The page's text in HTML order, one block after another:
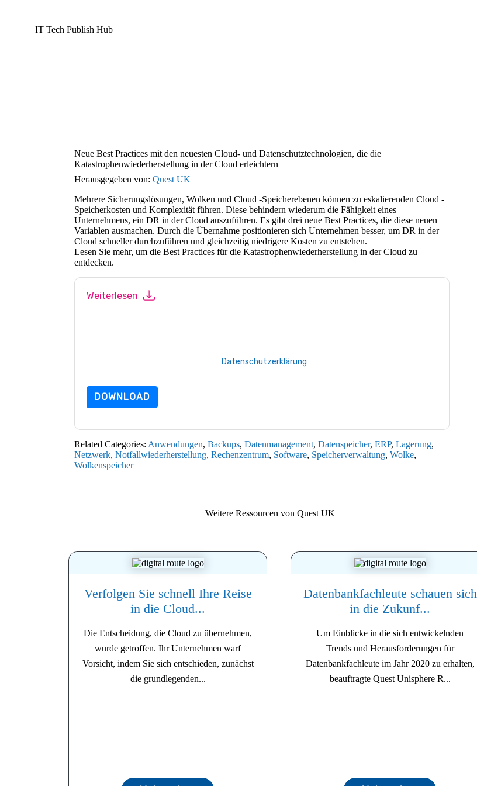
IT Tech Publish Hub
Neue Best Practices mit den neuesten Cloud- und Datenschutztechnologien, die die
Katastrophenwiederherstellung in der Cloud erleichtern
Herausgegeben von: Quest UK
Mehrere Sicherungslösungen, Wolken und Cloud -Speicherebenen können zu eskalierenden Cloud -
Speicherkosten und Komplexität führen. Diese behindern wiederum die Fähigkeit eines
Unternehmens, ein DR in der Cloud auszuführen. Es gibt drei neue Best Practices, die diese neuen
Variablen ausmachen. Durch die Übernahme positionieren sich Unternehmen besser, um DR in der
Cloud schneller durchzuführen und gleichzeitig niedrigere Kosten zu entstehen.
Lesen Sie mehr, um die Best Practices für die Katastrophenwiederherstellung in der Cloud zu
entdecken.
Weiterlesen
Datenschutzerklärung
DOWNLOAD
Related Categories: Anwendungen, Backups, Datenmanagement, Datenspeicher, ERP, Lagerung,
Netzwerk, Notfallwiederherstellung, Rechenzentrum, Software, Speicherverwaltung, Wolke,
Wolkenspeicher
Weitere Ressourcen von Quest UK
Verfolgen Sie schnell Ihre Reise
in die Cloud...
Die Entscheidung, die Cloud zu übernehmen,
wurde getroffen. Ihr Unternehmen warf
Vorsicht, indem Sie sich entschieden, zunächst
die grundlegenden...
Datenbankfachleute schauen sich
in die Zukunf...
Um Einblicke in die sich entwickelnden
Trends und Herausforderungen für
Datenbankfachleute im Jahr 2020 zu erhalten,
beauftragte Quest Unisphere R...